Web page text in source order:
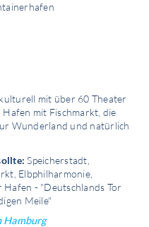
mit über 60 Theater
mit Fischmarkt, die
Wunderland und natürlich
Speicherstadt,
Elbphilharmonie,
- "Deutschlands Tor
Meile"
Hamburg